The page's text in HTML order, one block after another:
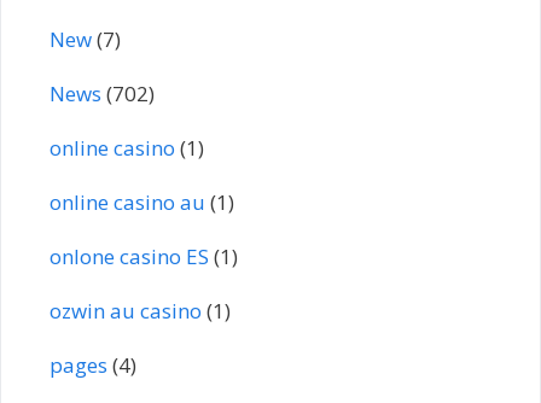
New(7)
News (702)
online casino (1)
online casino au (1)
onlone casino ES (1)
ozwin au casino (1)
pages (4)